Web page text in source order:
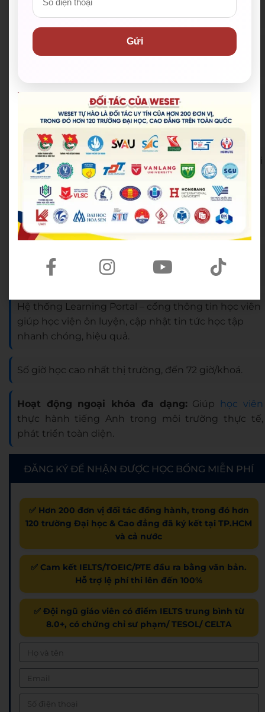
tài liệu miễn phí sau giờ học.
Tặng gói học bổng toàn phần 100%* khi du học
Lớp online với mô hình đặc biệt 1 Giáo viên – 3 Trợ
giảng, giáo trình giảng dạy sinh động, ứng dụng
vào thực tế.
Tổ chức thi thử mỗi tháng để học viên làm quen với
không khí phòng thi thật.
Tổ chức các kỳ thi giữa kỳ và cuối kỳ giúp các bạn
xác định năng lực tiếng Anh.
Giảm lệ phí thi IELTS còn 3.999.999 đồng khi đăng
ký qua WESET*.
Hệ thống Learning Portal – cổng thông tin học viên
giúp học viện ôn luyện, cập nhật tin tức học tập
nhanh chóng, hiệu quả.
Số giờ học cao nhất thị trường, đến 72 giờ/khoá.
Hoạt động ngoại khóa đa dạng:Giúp
học viên
thực hành tiếng Anh trong môi trường thực tế,
phát triển toàn diện.
ĐĂNG KÝ ĐỂ NHẬN ĐƯỢC HỌC BỔNG MIỄN PHÍ
✅ Hơn 200 đơn vị đối tác đồng hành, trong đó hơn
120 trường Đại học & Cao đẳng đã ký kết tại TP.HCM
và cả nước
✅ Cam kết IELTS/TOEIC/PTE đầu ra bằng văn bản.
Hỗ trợ lệ phí thi lên đến 100%
✅ Đội ngũ giáo viên có điểm IELTS trung bình từ
8.0+, có chứng chỉ sư phạm/ TESOL/ CELTA
Gửi